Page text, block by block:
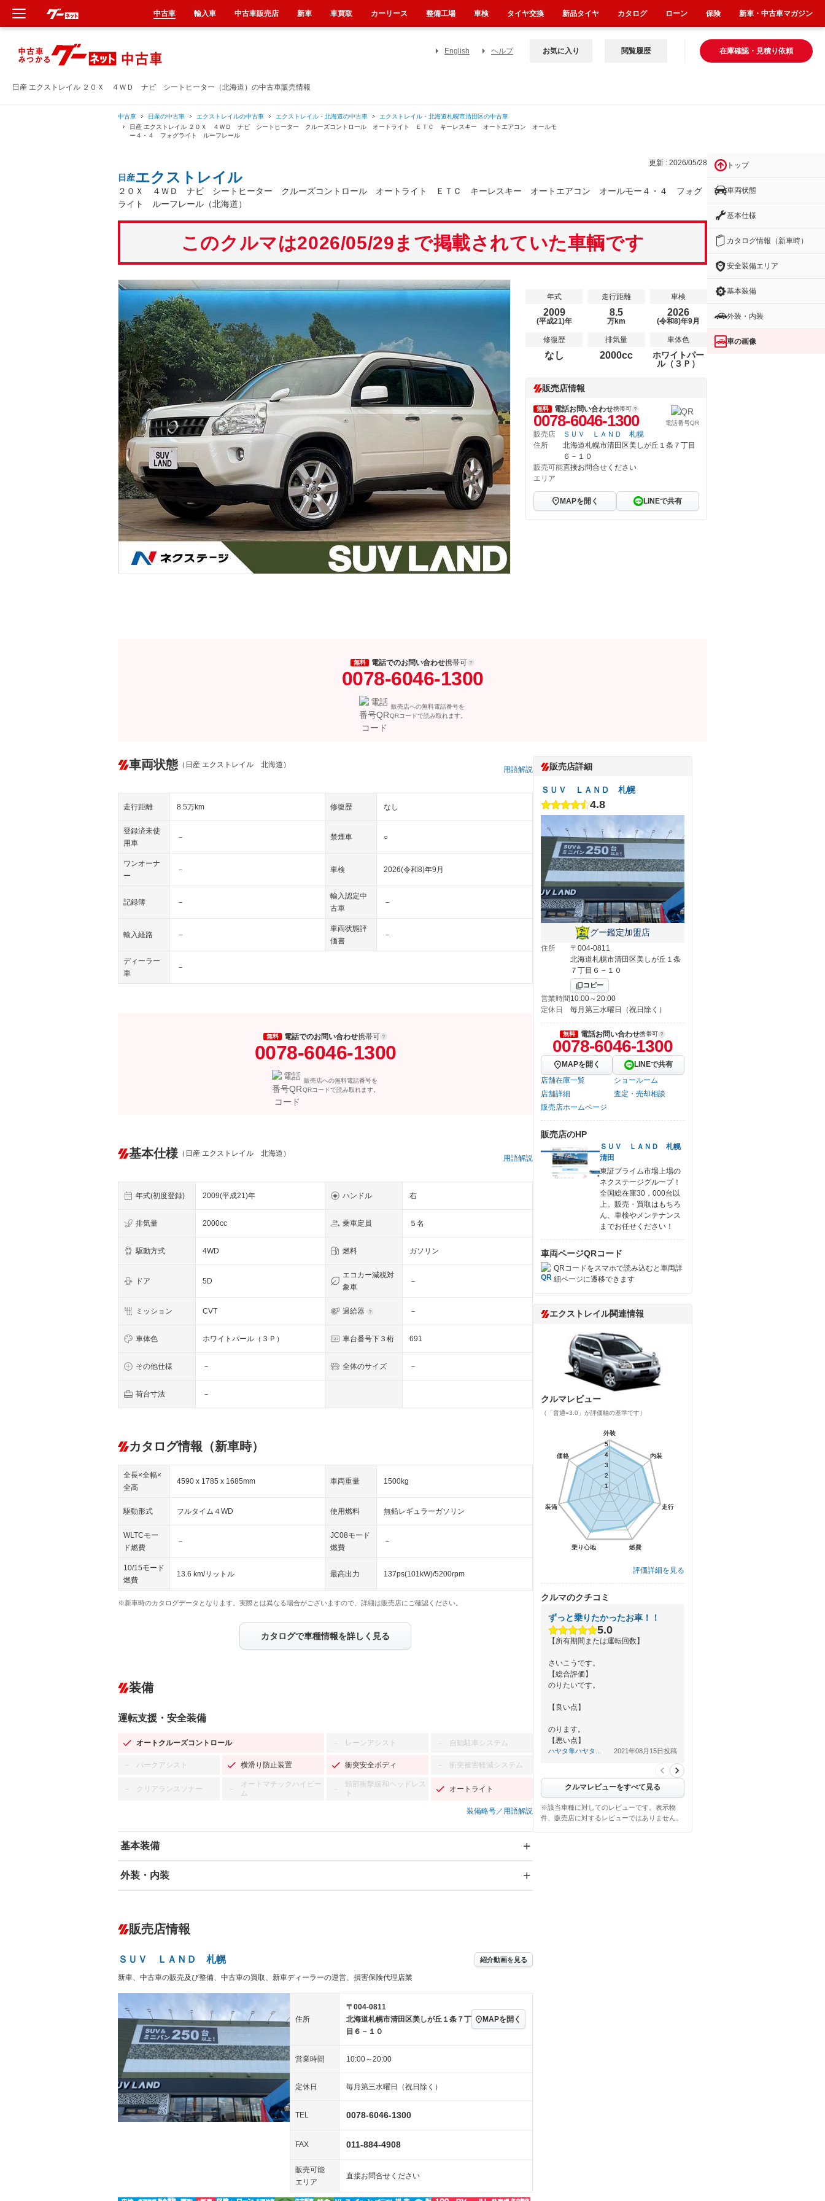
日産 エクストレイル ２０Ｘ ４ＷＤ ナビ シートヒーター（北海道）の中古車販売情報
English ヘルプ 在庫確認・見積り依頼
お気に入り 閲覧履歴
中古車 日産の中古車 エクストレイルの中古車 エクストレイル・北海道の中古車
エクストレイル・北海道札幌市清田区の中古車
日産 エクストレイル ２０Ｘ ４ＷＤ ナビ シートヒーター クルーズコントロール オートライト ＥＴＣ キーレスキー オートエアコン オールモ
ー４・４ フォグライト ルーフレール
更新 : 2026/05/28
日産エクストレイル
２０Ｘ ４ＷＤ ナビ シートヒーター クルーズコントロール オートライト ＥＴＣ キーレスキー オートエアコン オールモー４・４ フォグ
ライト ルーフレール（北海道）
このクルマは2026/05/29まで掲載されていた車輌です
年式
2009
(平成21)年
走行距離
8.5
万km
車検
2026
(令和8)年9月
修復歴
なし
排気量
2000cc
車体色
ホワイトパー
ル（３Ｐ）
販売店情報
無料 電話お問い合わせ携帯可
0078-6046-1300 電話番号QR
販売店
ＳＵＶ ＬＡＮＤ 札幌
住所
北海道札幌市清田区美しが丘１条７丁目
６－１０
販売可能
エリア
直接お問合せください
MAPを開く LINEで共有
無料 電話でのお問い合わせ携帯可
0078-6046-1300
販売店への無料電話番号を
QRコードで読み取れます。
車両状態 （日産 エクストレイル 北海道）
用語解説
走行距離 8.5万km 修復歴 なし
登録済未使
用車
－ 禁煙車 ○
ワンオーナ
ー
－ 車検 2026(令和8)年9月
記録簿 －
輸入認定中
古車
－
輸入経路 －
車両状態評
価書
－
ディーラー
車
－
無料 電話でのお問い合わせ携帯可
0078-6046-1300
販売店への無料電話番号を
QRコードで読み取れます。
基本仕様 （日産 エクストレイル 北海道）
用語解説
年式(初度登録) 2009(平成21)年 ハンドル 右
排気量 2000cc 乗車定員 ５名
駆動方式 4WD 燃料 ガソリン
ドア 5D
エコカー減税対
象車
－
ミッション CVT 過給器 －
車体色 ホワイトパール（３Ｐ） 車台番号下３桁 691
その他仕様 － 全体のサイズ －
荷台寸法 －
カタログ情報（新車時）
全長×全幅×
全高
4590 x 1785 x 1685mm 車両重量 1500kg
駆動形式 フルタイム４WD 使用燃料 無鉛レギュラーガソリン
WLTCモー
ド燃費
－
JC08モード
燃費
－
10/15モード
燃費
13.6 km/リットル 最高出力 137ps(101kW)/5200rpm
※新車時のカタログデータとなります。実際とは異なる場合がございますので、詳細は販売店にご確認ください。
カタログで車種情報を詳しく見る
装備
運転支援・安全装備
オートクルーズコントロール － レーンアシスト － 自動駐車システム
－ パークアシスト 横滑り防止装置 衝突安全ボディ － 衝突被害軽減システム
－ クリアランスソナー －
オートマチックハイビー
ム
－
頸部衝撃緩和ヘッドレス
ト
オートライト
装備略号／用語解説
基本装備
エアバッグ：運転席/助手席
－ ダウンヒルアシストコントロール
センターデフロック
装備略号／用語解説
外装・内装
オーディオ：CDまたはCDチェンジャー／ミュージック
プレイヤー接続可／ミュージックサーバー
－
ヘッドライトウォッシャ
ー
キーレス
－ LEDヘッドランプ － HID(キセノンライト) － ポータブルナビ
－ スマートキー
ランフラットタイヤ － パワーシート 3列シート ベンチシート
－ フルフラットシート － チップアップシート
－ フロントカメラ － シートエアコン 全周囲カメラ －
ルーフレール － エアサスペンション
販売店情報
ＳＵＶ ＬＡＮＤ 札幌 紹介動画を見る
新車、中古車の販売及び整備、中古車の買取、新車ディーラーの運営、損害保険代理店業
住所
〒004-0811
北海道札幌市清田区美しが丘１条７丁
目６－１０
MAPを開く
営業時間 10:00～20:00
定休日 毎月第三水曜日（祝日除く）
TEL 0078-6046-1300
FAX 011-884-4908
販売可能
エリア
直接お問合せください
販売店詳細
ＳＵＶ ＬＡＮＤ 札幌
4.8
グー鑑定加盟店
住所
〒004-0811
北海道札幌市清田区美しが丘１条
７丁目６－１０
コピー
営業時間10:00～20:00
定休日
毎月第三水曜日（祝日除く）
無料 電話お問い合わせ携帯可
0078-6046-1300
MAPを開く
LINEで共有
店舗在庫一覧
ショールーム
店舗詳細
査定・売却相談
販売店ホームページ
販売店のHP
ＳＵＶ ＬＡＮＤ 札幌
清田
東証プライム市場上場の
ネクステージグループ！
全国総在庫30，000台以
上。販売・買取はもちろ
ん、車検やメンテナンス
までお任せください！
車両ページQRコード
QRコードをスマホで読み込むと車両詳
細ページに遷移できます
エクストレイル関連情報
クルマレビュー
（「普通=3.0」が評価軸の基準です）
外装
内装
走行
燃費
乗り心地
装備
価格
1
2
3
4
5
外装
内装
走行
燃費
乗り心地
装備
価格
1
2
3
4
5
評価詳細を見る
クルマのクチコミ
ずっと乗りたかったお車！！
5.0
【所有期間または運転回数】
さいこうです。
【総合評価】
のりたいです。
【良い点】
のります。
【悪い点】
ハヤタ隼ハヤタ... 2021年08月15日投稿
クルマレビューをすべて見る
※該当車種に対してのレビューです。表示物
件、販売店に対するレビューではありません。
トップ
車両状態
基本仕様
カタログ情報（新車時）
安全装備エリア
基本装備
外装・内装
車の画像
中古車 輸入車 中古車販売店 新車 車買取 カーリース 整備工場 車検 タイヤ交換 新品タイヤ カタログ ローン 保険 新車・中古車マガジン
新車
中古車